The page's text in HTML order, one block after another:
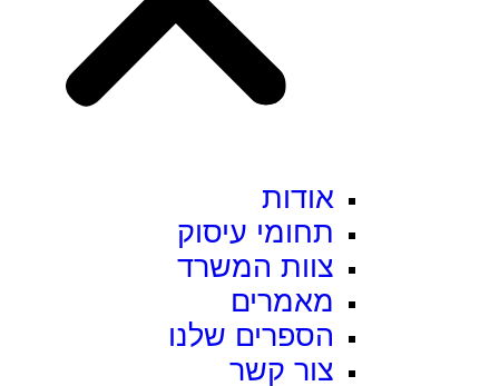
אודות
תחומי עיסוק
צוות המשרד
מאמרים
הספרים שלנו
צור קשר